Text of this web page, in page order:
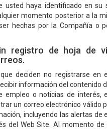
usted haya identificado en su
momento posterior a la
hechas por la Compañía o
registro de hoja de
que deciden no registrarse en
información del contenido
empleo o noticias de interés,
un correo electrónico válido
incluyendo las alertas de
del Web Site. Al momento de